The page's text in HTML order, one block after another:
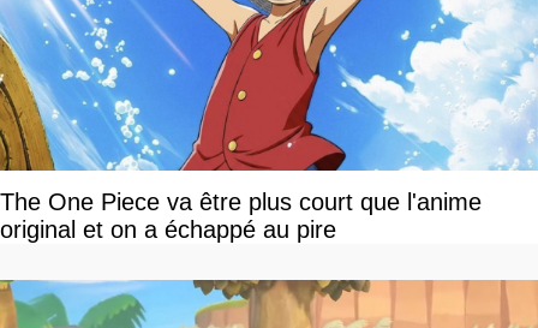
The One Piece va être plus court que l'anime
original et on a échappé au pire